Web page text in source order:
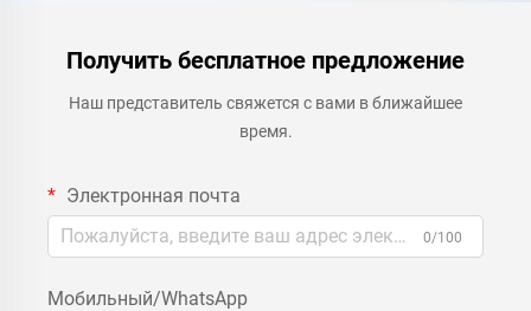
Получить бесплатное предложение
Наш представитель свяжется с вами в ближайшее
время.
Электронная почта
0/100
Мобильный/WhatsApp